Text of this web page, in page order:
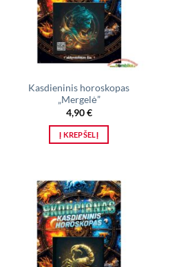
Kasdieninis horoskopas
„Mergelė”
4,90€
Į KREPŠELĮ